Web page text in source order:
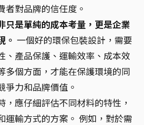
者對品牌的信任度。
只是單純的成本考量，更是企業
。 一個好的環保包裝設計，需要
、產品保護、運輸效率、成本效
多個方面，才能在保護環境的同
爭力和品牌價值。
，應仔細評估不同材料的特性，
運輸方式的方案。 例如，對於需